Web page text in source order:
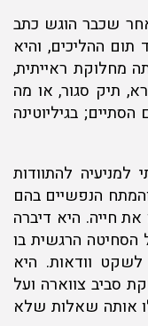
שכבר הוגש כתב
ההליכים, והיא
מחלוקת ראייתית,
תיק סגור, או מה
בגיליוטינה
להתוודות
הנפשיים בהם
חייה. היא דיברה
הסחיטה הרגשית בו
לשקט וודאות. היא
סביב צווארה ועל
אותה שאלות שלא